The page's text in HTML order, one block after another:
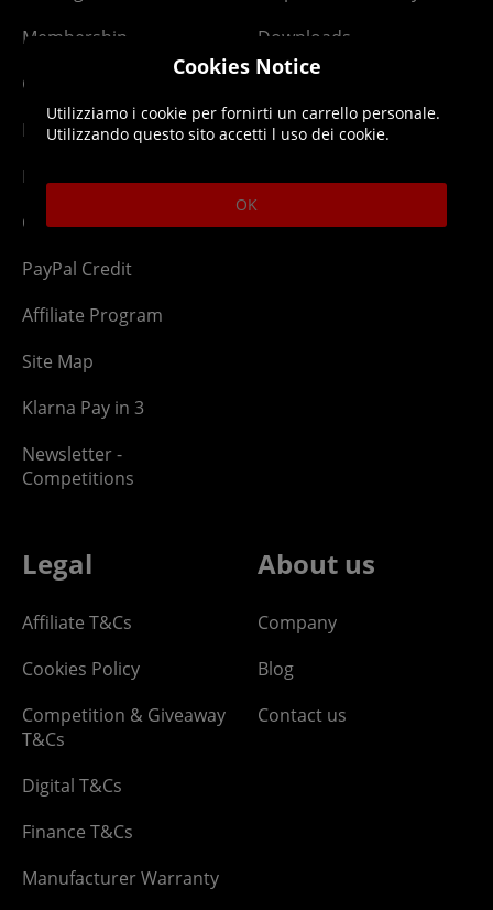
Membership
Gift Cards
Newsletter
Network Abuse
Ordering
PayPal Credit
Affiliate Program
Site Map
Klarna Pay in 3
Newsletter -
Competitions
Downloads
Parcel Tracking
Returns Policy
Legal
Affiliate T&Cs
Cookies Policy
Competition & Giveaway
T&Cs
Digital T&Cs
Finance T&Cs
Manufacturer Warranty
About us
Company
Blog
Contact us
Cookies Notice
Utilizziamo i cookie per fornirti un carrello personale.
Utilizzando questo sito accetti l uso dei cookie.
OK